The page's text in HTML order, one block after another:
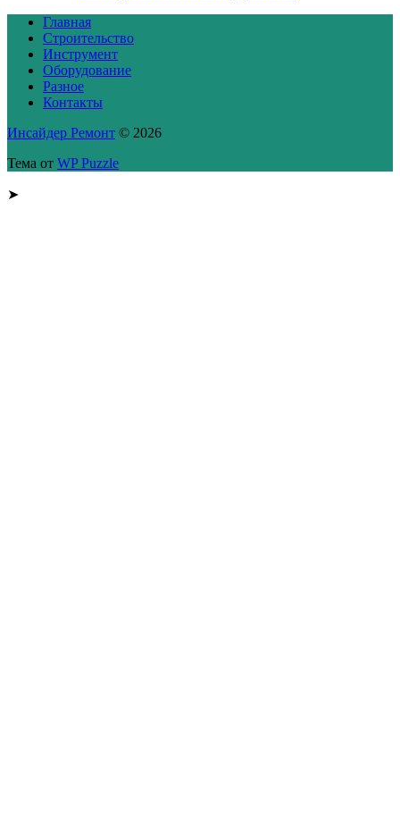
Главная
Строительство
Инструмент
Оборудование
Разное
Контакты
Инсайдер Ремонт © 2026
Тема от WP Puzzle
➤